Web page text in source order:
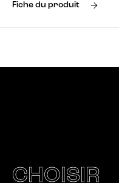
Fiche du produit
CHOISIR